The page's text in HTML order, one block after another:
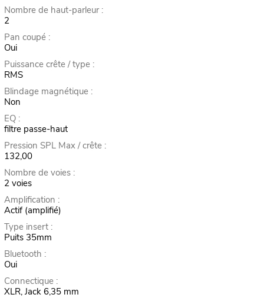
Nombre de haut-parleur :
2
Pan coupé :
Oui
Puissance crête / type :
RMS
Blindage magnétique :
Non
EQ :
filtre passe-haut
Pression SPL Max / crête :
132,00
Nombre de voies :
2 voies
Amplification :
Actif (amplifié)
Type insert :
Puits 35mm
Bluetooth :
Oui
Connectique :
XLR, Jack 6,35 mm